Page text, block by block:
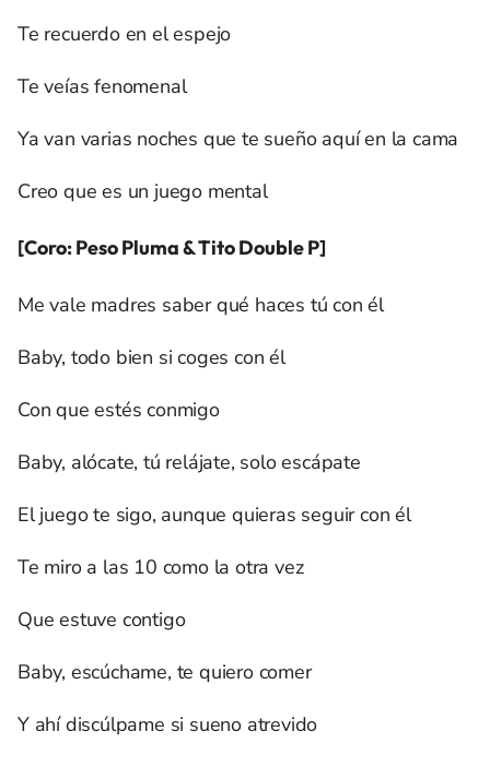
Te recuerdo en el espejo
Te veías fenomenal
Ya van varias noches que te sueño aquí en la cama
Creo que es un juego mental
[Coro: Peso Pluma & Tito Double P]
Me vale madres saber qué haces tú con él
Baby, todo bien si coges con él
Con que estés conmigo
Baby, alócate, tú relájate, solo escápate
El juego te sigo, aunque quieras seguir con él
Te miro a las 10 como la otra vez
Que estuve contigo
Baby, escúchame, te quiero comer
Y ahí discúlpame si sueno atrevido